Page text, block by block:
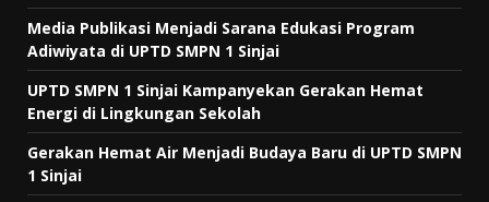
Media Publikasi Menjadi Sarana Edukasi Program
Adiwiyata di UPTD SMPN 1 Sinjai
UPTD SMPN 1 Sinjai Kampanyekan Gerakan Hemat
Energi di Lingkungan Sekolah
Gerakan Hemat Air Menjadi Budaya Baru di UPTD SMPN
1 Sinjai